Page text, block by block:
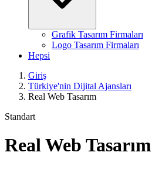
Grafik Tasarım Firmaları
Logo Tasarım Firmaları
Hepsi
Giriş
Türkiye'nin Dijital Ajansları
Real Web Tasarım
Standart
Real Web Tasarım